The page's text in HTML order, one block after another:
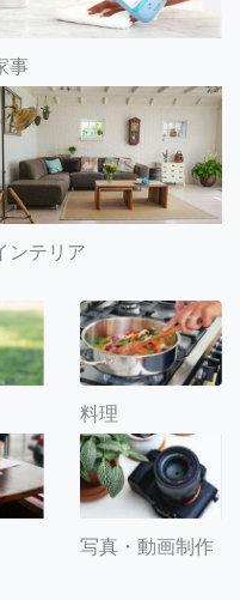
事
ンテリア
料理
写真・動画制作